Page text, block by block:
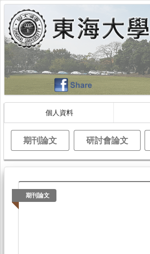
個人資料
期刊論文 研討會論文
期刊論文